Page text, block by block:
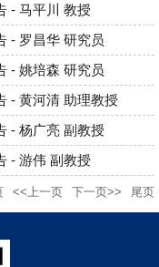
- 马平川 教授
- 罗昌华 研究员
- 姚培森 研究员
- 黄河清 助理教授
- 杨广亮 副教授
- 游伟 副教授
<<上一页 下一页>> 尾页